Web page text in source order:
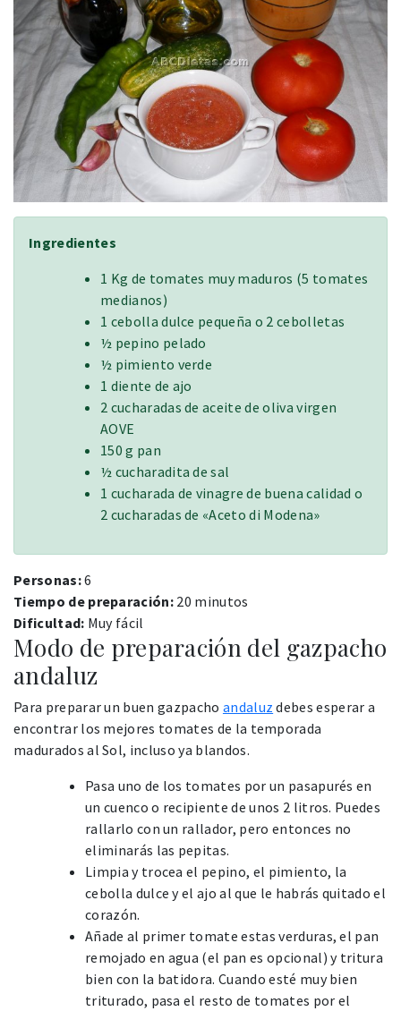
Ingredientes
1 Kg de tomates muy maduros (5 tomates
medianos)
1 cebolla dulce pequeña o 2 cebolletas
½ pepino pelado
½ pimiento verde
1 diente de ajo
2 cucharadas de aceite de oliva virgen
AOVE
150 g pan
½ cucharadita de sal
1 cucharada de vinagre de buena calidad o
2 cucharadas de «Aceto di Modena»
Personas:6
Tiempo de preparación: 20 minutos
Dificultad: Muy fácil
Modo de preparación del gazpacho
andaluz
Para preparar un buen gazpacho andaluz debes esperar a
encontrar los mejores tomates de la temporada
madurados al Sol, incluso ya blandos.
Pasa uno de los tomates por un pasapurés en
un cuenco o recipiente de unos 2 litros. Puedes
rallarlo con un rallador, pero entonces no
eliminarás las pepitas.
Limpia y trocea el pepino, el pimiento, la
cebolla dulce y el ajo al que le habrás quitado el
corazón.
Añade al primer tomate estas verduras, el pan
remojado en agua (el pan es opcional) y tritura
bien con la batidora. Cuando esté muy bien
triturado, pasa el resto de tomates por el